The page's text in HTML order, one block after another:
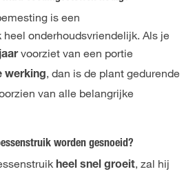
is een
onderhoudsvriendelijk. Als je
voorziet van een portie
werking, dan is de plant gedurende
van alle belangrijke
worden gesnoeid?
heel snel groeit, zal hij